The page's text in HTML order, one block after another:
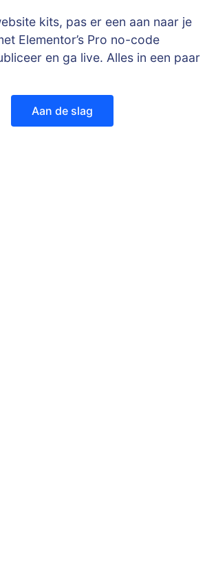
kits, pas er een aan naar je
Elementor’s Pro no-code
en ga live. Alles in een paar
Aan de slag